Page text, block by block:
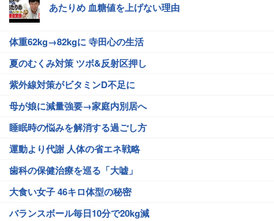
あたりめ 血糖値を上げない理由
体重62kg→82kgに 寺田心の生活
夏のむくみ対策 ツボ&反射区押し
紫外線対策がビタミンD不足に
母が娘に減量強要→家庭内別居へ
睡眠時の悩みを解消する過ごし方
運動より代謝 人体の省エネ戦略
歯科の保健治療を巡る「大嘘」
大食い女子 46キロ体型の秘密
バランスボール毎日10分で20kg減